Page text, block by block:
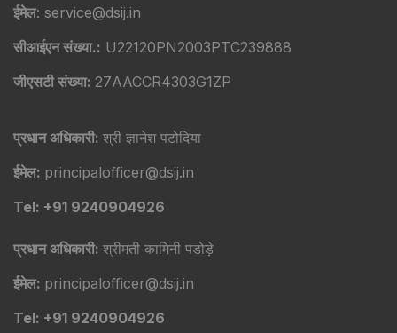
ईमेल: service@dsij.in
सीआईएन संख्या.: U22120PN2003PTC239888
जीएसटी संख्या: 27AACCR4303G1ZP
प्रधान अधिकारी: श्री ज्ञानेश पटोदिया
ईमेल: principalofficer@dsij.in
Tel: +91 9240904926
प्रधान अधिकारी: श्रीमती कामिनी पडोड़े
ईमेल: principalofficer@dsij.in
Tel: +91 9240904926